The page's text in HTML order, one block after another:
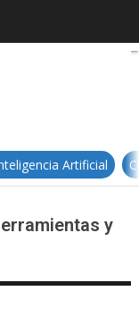
Principios,
Artificial
y